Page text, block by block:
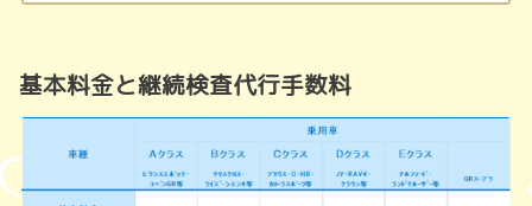
基本料金と継続検査代行手数料